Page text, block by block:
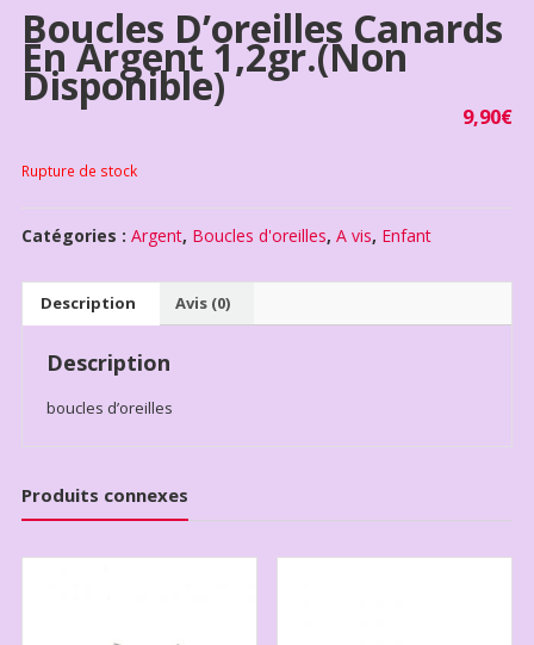
Boucles D’oreilles Canards
En Argent 1,2gr.(non
Disponible)
9,90€
Rupture de stock
Catégories : Argent, Boucles d'oreilles, A vis, Enfant
Description Avis (0)
Description
boucles d’oreilles
Produits connexes